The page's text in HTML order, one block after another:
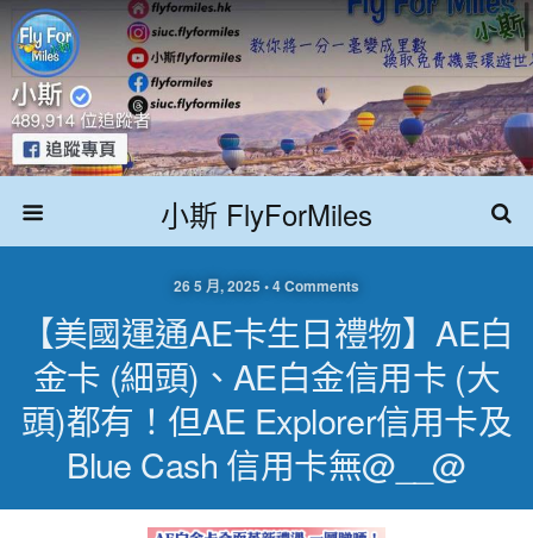
小斯 FlyForMiles
26 5 月, 2025 • 4 Comments
【美國運通AE卡生日禮物】AE白
金卡 (細頭)、AE白金信用卡 (大
頭)都有！但AE Explorer信用卡及
Blue Cash 信用卡無@__@